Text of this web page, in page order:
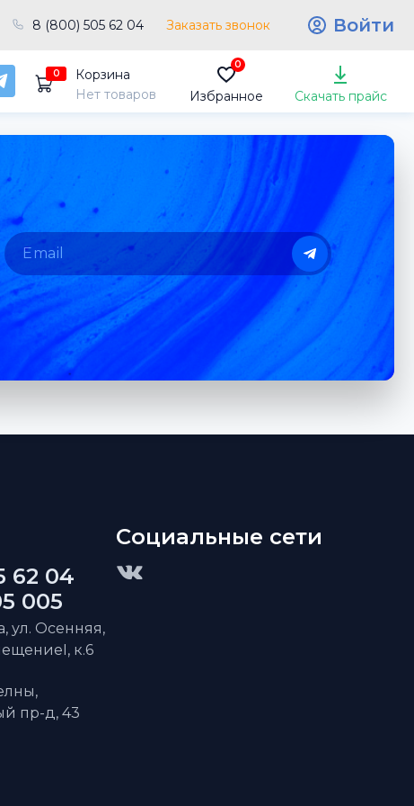
8 (800) 505 62 04 Заказать звонок Войти
0
Корзина
Нет товаров
0
Избранное Скачать прайс
62 04
005
ул. Осенняя,
к.6
пр-д, 43
Социальные сети